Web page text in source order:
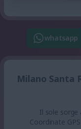
whatsapp
Milano Santa
Il sole sorge
Coordinate GPS